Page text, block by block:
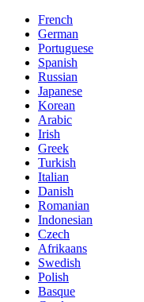
French
German
Portuguese
Spanish
Russian
Japanese
Korean
Arabic
Irish
Greek
Turkish
Italian
Danish
Romanian
Indonesian
Czech
Afrikaans
Swedish
Polish
Basque